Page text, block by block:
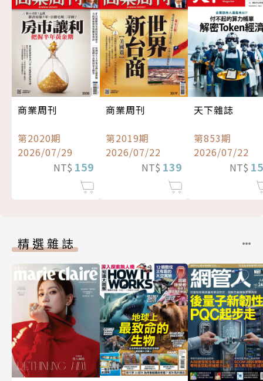
商業周刊
第2020期
2026/07/29
NT$ 159
商業周刊
第2019期
2026/07/22
NT$ 139
天下雜誌
第853期
2026/07/22
NT$
精選雜誌